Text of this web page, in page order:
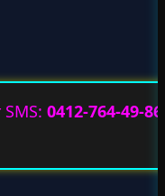
0412-764-49-86